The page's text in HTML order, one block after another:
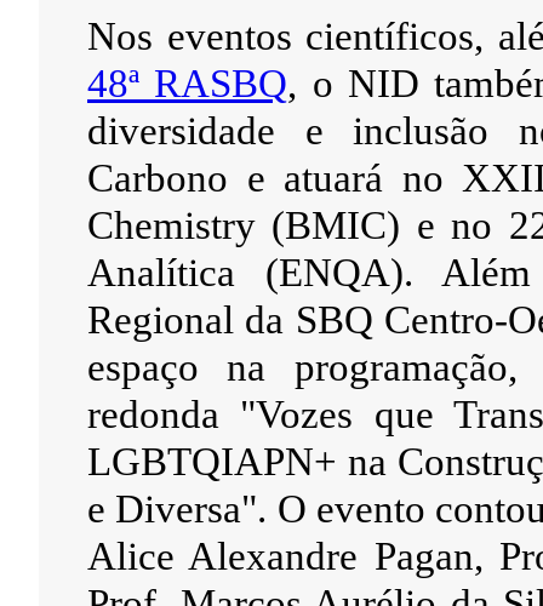
Nos eventos científicos,
48ª RASBQ, o NID
diversidade e inclusão
Carbono e atuará no
Chemistry (BMIC) e no
Analítica (ENQA).
Regional da SBQ Centro-
espaço na
redonda "Vozes que
LGBTQIAPN+ na
e Diversa". O evento
Alice Alexandre Pagan,